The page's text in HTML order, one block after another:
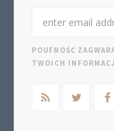
POUFNOŚĆ
TWOICH